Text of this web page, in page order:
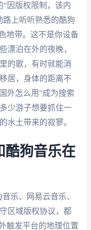
“因版权限制，该内
路上听听熟悉的酷狗
地带。这不是你设备
漂泊在外的夜晚，
的歌，有时就能消
居，身体的距离不
外怎么用”成为搜索
少游子想要抓住一
水土带来的寂寥。
酷狗音乐在
乐、网易云音乐、
区域版权协议，都
触发平台的地理位置